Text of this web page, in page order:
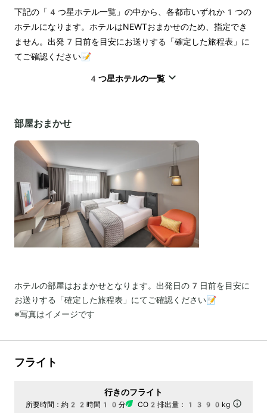
下記の「4つ星ホテル一覧」の中から、各都市いずれか1つの
ホテルになります。ホテルはNEWTおまかせのため、指定でき
ません。出発7日前を目安にお送りする「確定した旅程表」に
てご確認ください📝
4つ星ホテルの一覧
部屋おまかせ
ホテルの部屋はおまかせとなります。出発日の7日前を目安に
お送りする「確定した旅程表」にてご確認ください📝
※写真はイメージです
フライト
行きのフライト
所要時間： 約22時間10分 CO2排出量： 1390kg